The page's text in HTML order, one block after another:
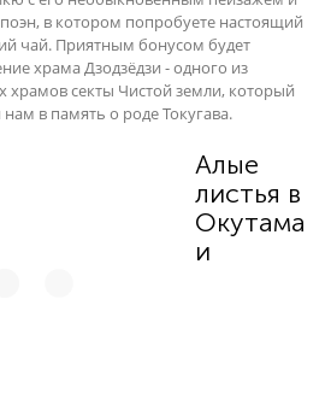
в котором попробуете настоящий
чай. Приятным бонусом будет
храма Дзодзёдзи - одного из
храмов секты Чистой земли, который
нам в память о роде Токугава.
Алые
листья в
Окутама
и